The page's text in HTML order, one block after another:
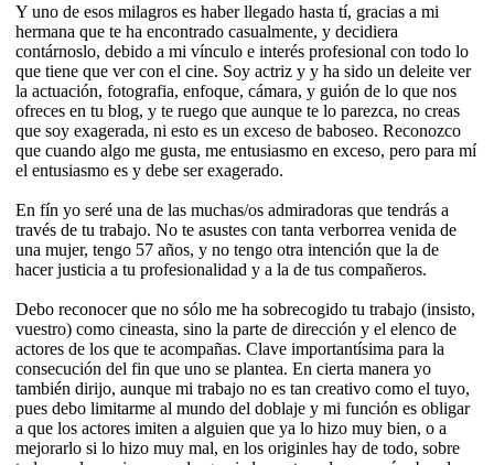
Y uno de esos milagros es haber llegado hasta tí, gracias a mi
hermana que te ha encontrado casualmente, y decidiera
contárnoslo, debido a mi vínculo e interés profesional con todo lo
que tiene que ver con el cine. Soy actriz y y ha sido un deleite ver
la actuación, fotografia, enfoque, cámara, y guión de lo que nos
ofreces en tu blog, y te ruego que aunque te lo parezca, no creas
que soy exagerada, ni esto es un exceso de baboseo. Reconozco
que cuando algo me gusta, me entusiasmo en exceso, pero para mí
el entusiasmo es y debe ser exagerado.
En fín yo seré una de las muchas/os admiradoras que tendrás a
través de tu trabajo. No te asustes con tanta verborrea venida de
una mujer, tengo 57 años, y no tengo otra intención que la de
hacer justicia a tu profesionalidad y a la de tus compañeros.
Debo reconocer que no sólo me ha sobrecogido tu trabajo (insisto,
vuestro) como cineasta, sino la parte de dirección y el elenco de
actores de los que te acompañas. Clave importantísima para la
consecución del fin que uno se plantea. En cierta manera yo
también dirijo, aunque mi trabajo no es tan creativo como el tuyo,
pues debo limitarme al mundo del doblaje y mi función es obligar
a que los actores imiten a alguien que ya lo hizo muy bien, o a
mejorarlo si lo hizo muy mal, en los originles hay de todo, sobre